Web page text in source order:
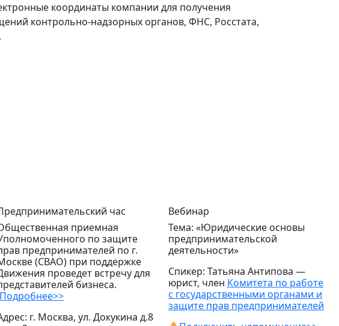
координаты компании для получения
контрольно-надзорных органов, ФНС, Росстата,
час
приемная
по защите
предпринимателей по г.
(СВАО) при поддержке
проведет встречу для
бизнеса.
Подробнее>>
г. Москва, ул. Докукина д.8
Вебинар
Тема: «Юридические основы
предпринимательской
деятельности»
Спикер: Татьяна Антипова —
юрист, член Комитета по работе
с государственными органами и
защите прав предпринимателей